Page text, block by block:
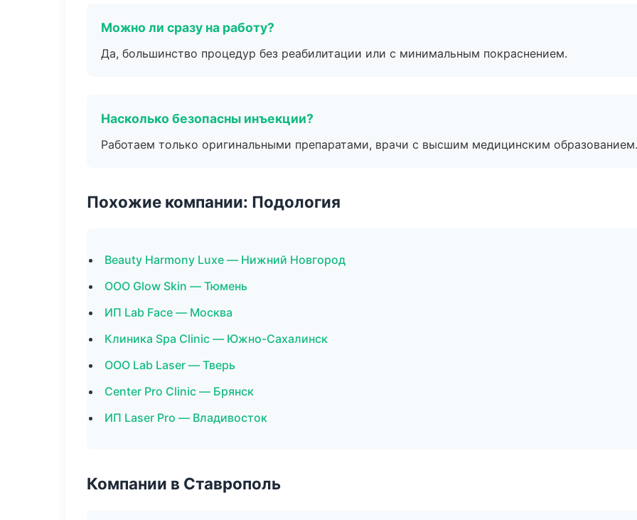
Можно ли сразу на работу?
Да, большинство процедур без реабилитации или с минимальным покраснением.
Насколько безопасны инъекции?
Работаем только оригинальными препаратами, врачи с высшим медицинским образованием.
Похожие компании: Подология
Beauty Harmony Luxe — Нижний Новгород
ООО Glow Skin — Тюмень
ИП Lab Face — Москва
Клиника Spa Clinic — Южно-Сахалинск
ООО Lab Laser — Тверь
Center Pro Clinic — Брянск
ИП Laser Pro — Владивосток
Компании в Ставрополь